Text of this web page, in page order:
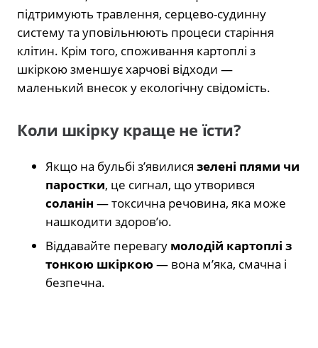
підтримують травлення, серцево-судинну
систему та уповільнюють процеси старіння
клітин. Крім того, споживання картоплі з
шкіркою зменшує харчові відходи —
маленький внесок у екологічну свідомість.
Коли шкірку краще не їсти?
Якщо на бульбі з’явилися зелені плями чи
паростки, це сигнал, що утворився
соланін — токсична речовина, яка може
нашкодити здоров’ю.
Віддавайте перевагу молодій картоплі з
тонкою шкіркою— вона м’яка, смачна і
безпечна.